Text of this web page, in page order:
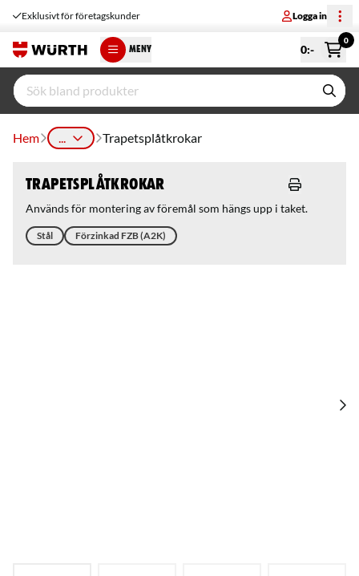
Exklusivt för företagskunder Logga in
MENY 0:-
0
Hem ... Trapetsplåtkrokar
Trapetsplåtkrokar
Används för montering av föremål som hängs upp i taket.
Stål Förzinkad FZB (A2K)